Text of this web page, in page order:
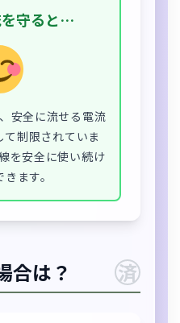
守ると…
安全に流せる電流
制限されていま
を安全に使い続け
ます。
合は？ 済